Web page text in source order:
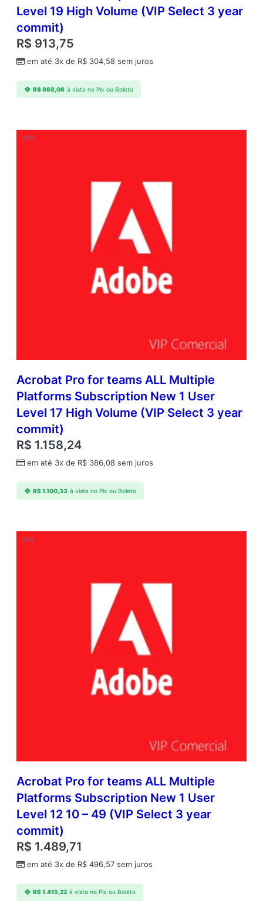
Level 19 High Volume (VIP Select 3 year
commit)
R$ 913,75
em até 3x de R$ 304,58 sem juros
R$868,06 à vista no Pix ou Boleto
Acrobat Pro for teams ALL Multiple
Platforms Subscription New 1 User
Level 17 High Volume (VIP Select 3 year
commit)
R$ 1.158,24
em até 3x de R$ 386,08 sem juros
R$1.100,33 à vista no Pix ou Boleto
Acrobat Pro for teams ALL Multiple
Platforms Subscription New 1 User
Level 12 10 – 49 (VIP Select 3 year
commit)
R$ 1.489,71
em até 3x de R$ 496,57 sem juros
R$1.415,22 à vista no Pix ou Boleto